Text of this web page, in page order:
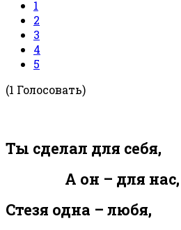
1
2
3
4
5
(1 Голосовать)
Ты сделал для себя,
А он – для
Стезя одна – любя,